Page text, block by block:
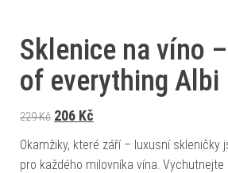
Sklenice na víno
of everything Albi
229Kč Původní cena byla: 229 Kč.
206 Kč
Okamžiky, které září – luxusní skleničky
pro každého milovníka vína.